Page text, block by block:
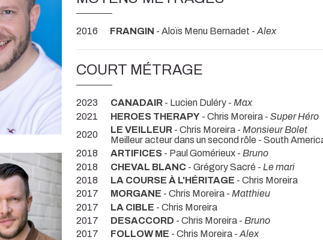
2016 FRANGIN - Aloïs Menu Bernadet - Alex
COURT MÉTRAGE
2023 CANADAIR - Lucien Duléry - Max
2021
HEROES THERAPY - Chris Moreira - Super Héro
2020
LE VEILLEUR - Chris Moreira - Monsieur Bolet
Meilleur acteur dans un second rôle - South
2018
ARTIFICES - Paul Gomérieux - Bruno
2018
CHEVAL BLANC - Grégory Sacré - Le mari
2018
LA COURSE À L'HÉRITAGE - Chris Moreira
2017
MORGANE - Chris Moreira - Matthieu
2017
LA CIBLE - Chris Moreira
2017
DESACCORD - Chris Moreira - Bruno
2017
FOLLOW ME - Chris Moreira - Alex